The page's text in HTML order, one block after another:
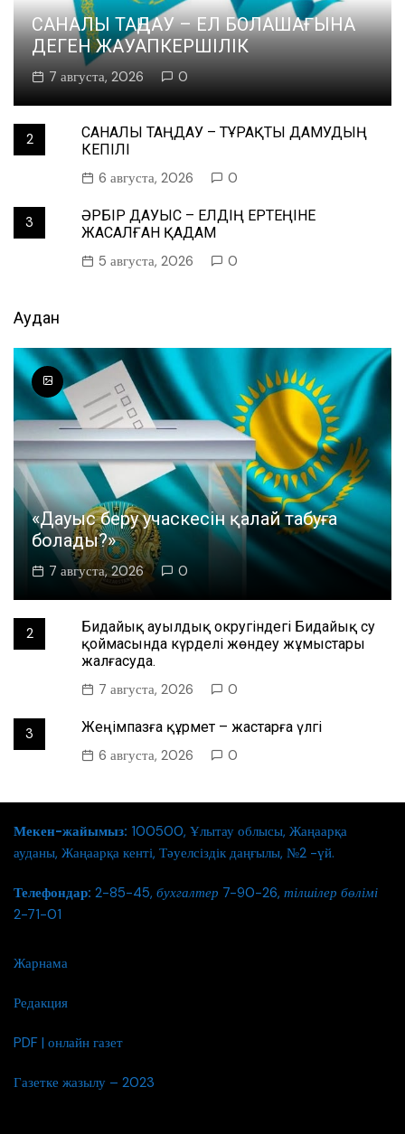
САНАЛЫ ТАҢДАУ – ЕЛ БОЛАШАҒЫНА
ДЕГЕН ЖАУАПКЕРШІЛІК
7 августа, 2026 0
2
САНАЛЫ ТАҢДАУ – ТҰРАҚТЫ ДАМУДЫҢ
КЕПІЛІ
6 августа, 2026 0
3
ӘРБІР ДАУЫС – ЕЛДІҢ ЕРТЕҢІНЕ
ЖАСАЛҒАН ҚАДАМ
5 августа, 2026 0
Аудан
«Дауыс беру учаскесін қалай табуға
болады?»
7 августа, 2026 0
2
Бидайық ауылдық округіндегі Бидайық су
қоймасында күрделі жөндеу жұмыстары
жалғасуда.
7 августа, 2026 0
3 Жеңімпазға құрмет – жастарға үлгі
6 августа, 2026 0
Мекен-жайымыз: 100500, Ұлытау облысы, Жаңаарқа
ауданы, Жаңаарқа кенті, Тәуелсіздік даңғылы, №2 -үй.
Телефондар: 2-85-45, бухгалтер 7-90-26, тілшілер бөлімі
2-71-01
Жарнама
Редакция
PDF | онлайн газет
Газетке жазылу – 2023